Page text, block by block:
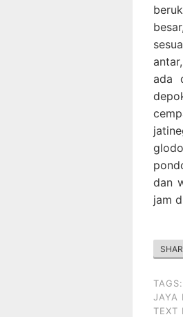
ada
dan
jam
TAGS:
JAYA
TEXT